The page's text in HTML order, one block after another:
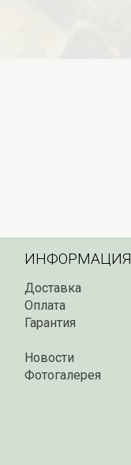
ИНФОРМАЦИЯ
Доставка
Оплата
Гарантия
Новости
Фотогалерея